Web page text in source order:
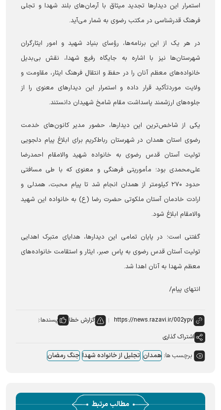
استمرار این دیدار‌ها تجدید میثاق با آرمان‌های بلند شهدا و تجلی
فرهنگ قدرشناسی در مکتب رضوی به شمار می‌آید.
در هر یک از این برنامه‌ها، رؤسای بنیاد شهید و امور ایثارگران
شهرستان‌ها نیز با اشاره به جایگاه رفیع شهدا، نقش بی‌بدیل
خانواده‌های معظم آنان را در حفظ و انتقال فرهنگ ایثار، مقاومت و
ولایت موردتأکید قرار داده و استمرار این دیدار‌های معنوی را از
جلوه‌های ارزشمند پاسداشت مقام شامخ شهیدان دانستند.
یکی از شاخص‌ترین این دیدارها، حضور مدیر کانون‌های خدمت
رضوی استان همدان در شهرستان رباط‌کریم برای ابلاغ پیام دلجویی
تولیت آستان قدس رضوی به خانواده شهید والامقام احمدرضا
علی‌محمدی بود؛ مأموریتی فرهنگی و معنوی که با طی مسافتی
حدود ۲۷۰ کیلومتر از همدان انجام شد تا پیام محبت، همدلی و
ارادت خادمان آستان ملکوتی حضرت رضا (ع) به خانواده این شهید
والامقام ابلاغ شود.
گفتنی است؛ در پایان تمامی این دیدارها، هدایای متبرک اهدایی
تولیت آستان قدس رضوی به پاس صبر، ایثار و استقامت خانواده‌های
معظم شهدا به آنان اهدا شد.
انتهای پیام/
گزارش خطا
پسندها:
اشتراک گذاری
برچسب ها: همدان تجلیل از خانواده شهدا جنگ رمضان
مطالب مرتبط